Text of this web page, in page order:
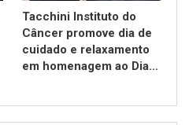
Tacchini Instituto do
Câncer promove dia de
cuidado e relaxamento
em homenagem ao Dia…